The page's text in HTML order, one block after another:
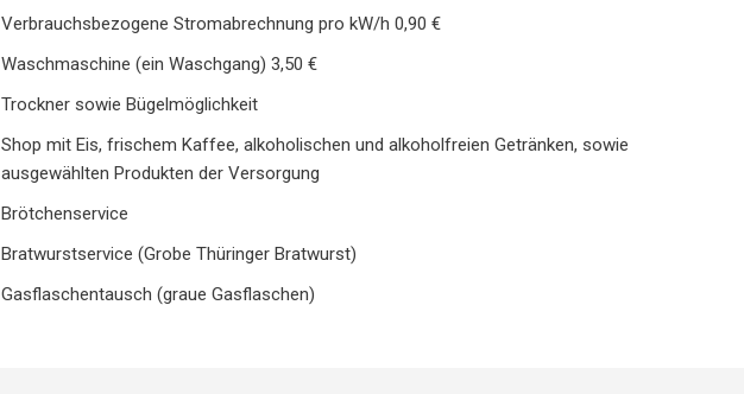
Verbrauchsbezogene Stromabrechnung pro kW/h 0,90 €
Waschmaschine (ein Waschgang) 3,50 €
Trockner sowie Bügelmöglichkeit
Shop mit Eis, frischem Kaffee, alkoholischen und alkoholfreien Getränken, sowie
ausgewählten Produkten der Versorgung
Brötchenservice
Bratwurstservice (Grobe Thüringer Bratwurst)
Gasflaschentausch (graue Gasflaschen)